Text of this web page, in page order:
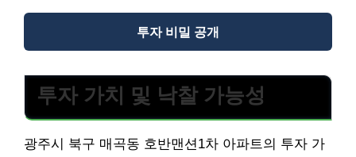
투자 비밀 공개
투자 가치 및 낙찰 가능성
광주시 북구 매곡동 호반맨션1차 아파트의 투자 가